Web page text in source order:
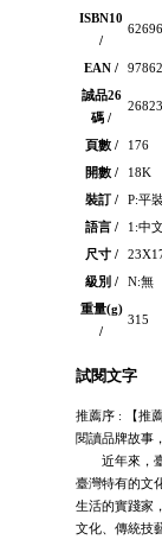
ISBN10
/
EAN /
誠品26
碼 /
頁數 /
176
開數 /
18K
裝訂 /
P:平
語言 /
1:中
尺寸 /
級別 /
N:無
重量(g)
/
315
試閱文字
推薦序 : 【推薦
閱讀品牌故事
近年來，臺
臺灣特有的文
生活的實踐家
文化、傳統技